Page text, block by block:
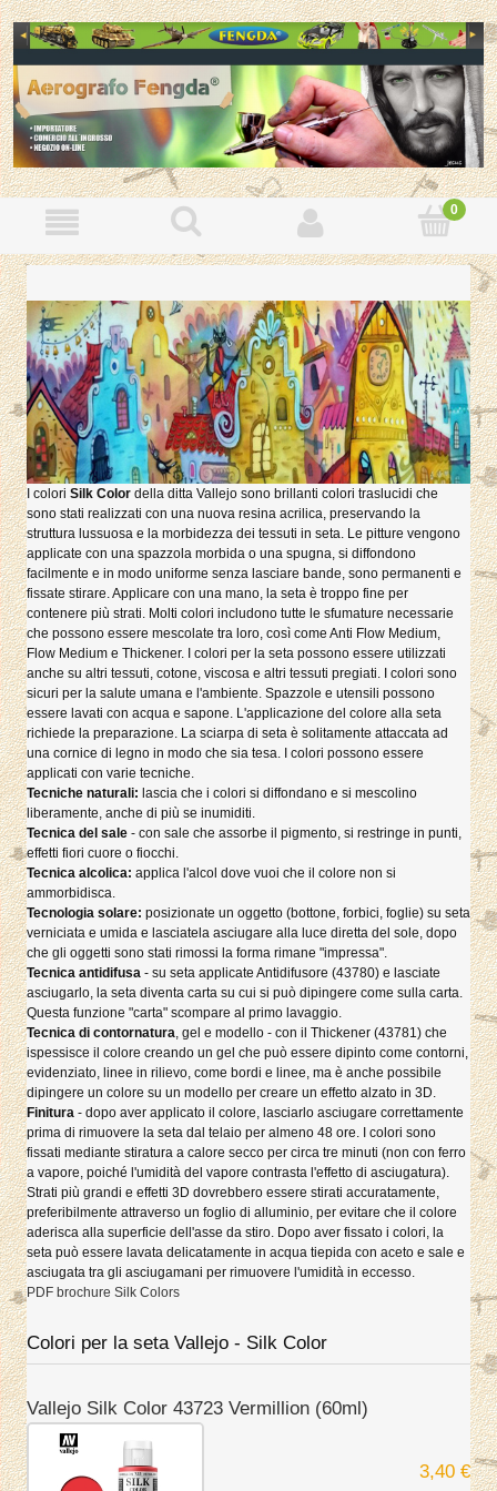
I colori Silk Color della ditta Vallejo sono brillanti colori traslucidi che
sono stati realizzati con una nuova resina acrilica, preservando la
struttura lussuosa e la morbidezza dei tessuti in seta. Le pitture vengono
applicate con una spazzola morbida o una spugna, si diffondono
facilmente e in modo uniforme senza lasciare bande, sono permanenti e
fissate stirare. Applicare con una mano, la seta è troppo fine per
contenere più strati. Molti colori includono tutte le sfumature necessarie
che possono essere mescolate tra loro, così come Anti Flow Medium,
Flow Medium e Thickener. I colori per la seta possono essere utilizzati
anche su altri tessuti, cotone, viscosa e altri tessuti pregiati. I colori sono
sicuri per la salute umana e l'ambiente. Spazzole e utensili possono
essere lavati con acqua e sapone. L'applicazione del colore alla seta
richiede la preparazione. La sciarpa di seta è solitamente attaccata ad
una cornice di legno in modo che sia tesa. I colori possono essere
applicati con varie tecniche.
Tecniche naturali: lascia che i colori si diffondano e si mescolino
liberamente, anche di più se inumiditi.
Tecnica del sale - con sale che assorbe il pigmento, si restringe in punti,
effetti fiori cuore o fiocchi.
Tecnica alcolica: applica l'alcol dove vuoi che il colore non si
ammorbidisca.
Tecnologia solare: posizionate un oggetto (bottone, forbici, foglie) su seta
verniciata e umida e lasciatela asciugare alla luce diretta del sole, dopo
che gli oggetti sono stati rimossi la forma rimane "impressa".
Tecnica antidifusa - su seta applicate Antidifusore (43780) e lasciate
asciugarlo, la seta diventa carta su cui si può dipingere come sulla carta.
Questa funzione "carta" scompare al primo lavaggio.
Tecnica di contornatura, gel e modello - con il Thickener (43781) che
ispessisce il colore creando un gel che può essere dipinto come contorni,
evidenziato, linee in rilievo, come bordi e linee, ma è anche possibile
dipingere un colore su un modello per creare un effetto alzato in 3D.
Finitura - dopo aver applicato il colore, lasciarlo asciugare correttamente
prima di rimuovere la seta dal telaio per almeno 48 ore. I colori sono
fissati mediante stiratura a calore secco per circa tre minuti (non con ferro
a vapore, poiché l'umidità del vapore contrasta l'effetto di asciugatura).
Strati più grandi e effetti 3D dovrebbero essere stirati accuratamente,
preferibilmente attraverso un foglio di alluminio, per evitare che il colore
aderisca alla superficie dell'asse da stiro. Dopo aver fissato i colori, la
seta può essere lavata delicatamente in acqua tiepida con aceto e sale e
asciugata tra gli asciugamani per rimuovere l'umidità in eccesso.
PDF brochure Silk Colors
Colori per la seta Vallejo - Silk Color
Vallejo Silk Color 43723 Vermillion (60ml)
3,40 €